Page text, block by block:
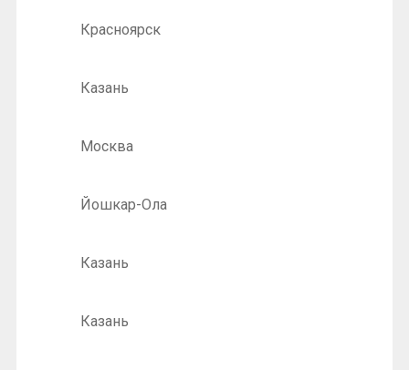
Красноярск
Казань
Москва
Йошкар-Ола
Казань
Казань